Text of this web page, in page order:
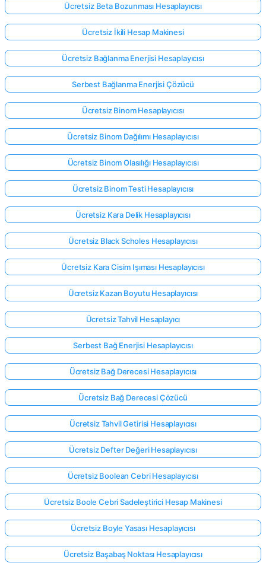
Ücretsiz Beta Bozunması Hesaplayıcısı
Ücretsiz İkili Hesap Makinesi
Ücretsiz Bağlanma Enerjisi Hesaplayıcısı
Serbest Bağlanma Enerjisi Çözücü
Ücretsiz Binom Hesaplayıcısı
Ücretsiz Binom Dağılımı Hesaplayıcısı
Ücretsiz Binom Olasılığı Hesaplayıcısı
Ücretsiz Binom Testi Hesaplayıcısı
Ücretsiz Kara Delik Hesaplayıcısı
Ücretsiz Black Scholes Hesaplayıcısı
Ücretsiz Kara Cisim Işıması Hesaplayıcısı
Ücretsiz Kazan Boyutu Hesaplayıcısı
Ücretsiz Tahvil Hesaplayıcı
Serbest Bağ Enerjisi Hesaplayıcısı
Ücretsiz Bağ Derecesi Hesaplayıcısı
Ücretsiz Bağ Derecesi Çözücü
Ücretsiz Tahvil Getirisi Hesaplayıcısı
Ücretsiz Defter Değeri Hesaplayıcısı
Ücretsiz Boolean Cebri Hesaplayıcısı
Ücretsiz Boole Cebri Sadeleştirici Hesap Makinesi
Ücretsiz Boyle Yasası Hesaplayıcısı
Ücretsiz Başabaş Noktası Hesaplayıcısı